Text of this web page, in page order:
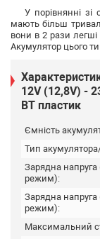
У порівнянні
мають більш
вони в 2 рази
Акумулятор цього
12V (12,8V) -
BT пластик
Ємність
Тип
Зарядна
режим):
Зарядна напруга
режим):
Максимальний